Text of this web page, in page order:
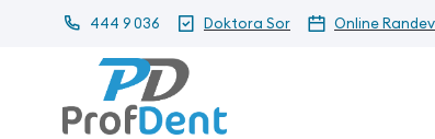
444 9 036 Doktora Sor Online